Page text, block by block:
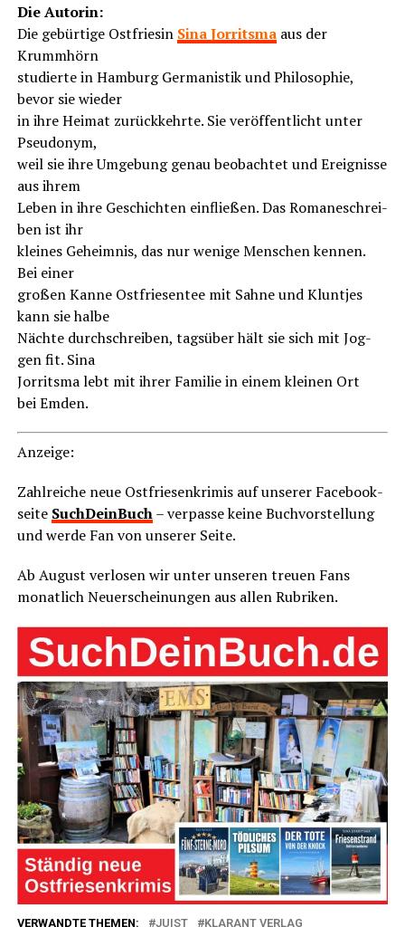
Die Autorin:
Die gebür­ti­ge Ost­frie­sin Sina Jor­rit­s­maaus der
Krummhörn
stu­dier­te in Ham­burg Ger­ma­nis­tik und Phi­lo­so­phie,
bevor sie wieder
in ihre Hei­mat zurück­kehr­te. Sie ver­öf­fent­licht unter
Pseudonym,
weil sie ihre Umge­bung genau beob­ach­tet und Ereig­nis­se
aus ihrem
Leben in ihre Geschich­ten ein­flie­ßen. Das Roma­ne­schrei­
ben ist ihr
klei­nes Geheim­nis, das nur weni­ge Men­schen ken­nen.
Bei einer
gro­ßen Kan­ne Ost­frie­sen­tee mit Sah­ne und Klunt­jes
kann sie halbe
Näch­te durch­schrei­ben, tags­über hält sie sich mit Jog­
gen fit. Sina
Jor­rit­s­ma lebt mit ihrer Fami­lie in einem klei­nen Ort
bei Emden.
Anzei­ge:
Zahl­rei­che neue Ost­frie­sen­kri­mis auf unse­rer Face­book­
sei­te SuchD­ein­Buch– ver­pas­se kei­ne Buch­vor­stel­lung
und wer­de Fan von unse­rer Seite.
Ab August ver­lo­sen wir unter unse­ren treu­en Fans
monat­lich Neu­erschei­nun­gen aus allen Rubriken.
VERWANDTE THEMEN: JUIST KLARANT VERLAG